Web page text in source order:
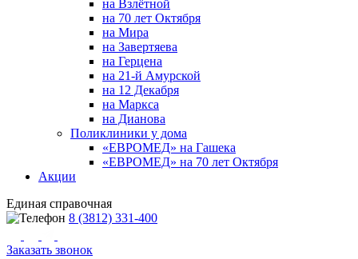
на Взлётной
на 70 лет Октября
на Мира
на Завертяева
на Герцена
на 21-й Амурской
на 12 Декабря
на Маркса
на Дианова
Поликлиники у дома
«ЕВРОМЕД» на Гашека
«ЕВРОМЕД» на 70 лет Октября
Акции
Единая справочная
8 (3812) 331-400
Заказать звонок